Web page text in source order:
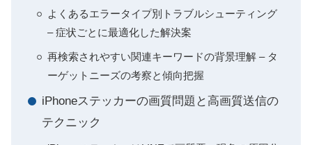
よくあるエラータイプ別トラブルシューティング
– 症状ごとに最適化した解決案
再検索されやすい関連キーワードの背景理解 – タ
ーゲットニーズの考察と傾向把握
iPhoneステッカーの画質問題と高画質送信の
テクニック